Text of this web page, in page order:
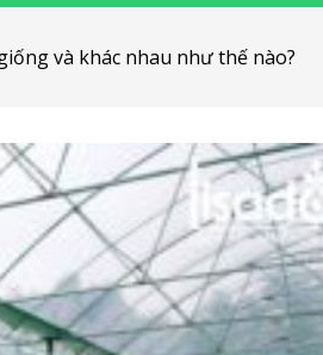
và khác nhau như thế nào?